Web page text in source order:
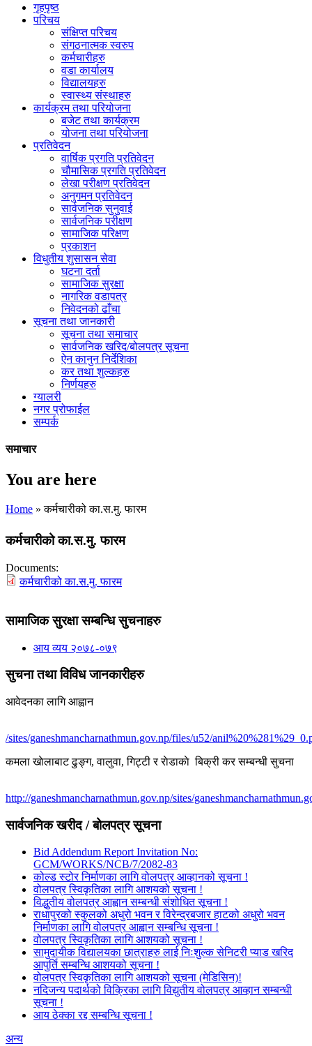
गृहपृष्ठ
परिचय
संक्षिप्त परिचय
संगठनात्मक स्वरुप
कर्मचारीहरु
वडा कार्यालय
विद्यालयहरु
स्वास्थ्य संस्थाहरु
कार्यक्रम तथा परियोजना
बजेट तथा कार्यक्रम
योजना तथा परियोजना
प्रतिवेदन
वार्षिक प्रगति प्रतिवेदन
चौमासिक प्रगति प्रतिवेदन
लेखा परीक्षण प्रतिवेदन
अनुगमन प्रतिवेदन
सार्वजनिक सुनुवाई
सार्वजनिक परीक्षण
सामाजिक परिक्षण
प्रकाशन
विधुतीय शुसासन सेवा
घटना दर्ता
सामाजिक सुरक्षा
नागरिक वडापत्र
निवेदनको ढाँचा
सूचना तथा जानकारी
सूचना तथा समाचार
सार्वजनिक खरिद/बोलपत्र सूचना
ऐन कानुन निर्देशिका
कर तथा शुल्कहरु
निर्णयहरु
ग्यालरी
नगर प्रोफाईल
सम्पर्क
समाचार
You are here
Home » कर्मचारीको का.स.मु. फारम
कर्मचारीको का.स.मु. फारम
Documents:
कर्मचारीको का.स.मु. फारम
सामाजिक सुरक्षा सम्बन्धि सुचनाहरु
आय व्यय २०७८-०७९
सुचना तथा विविध जानकारीहरु
आवेदनका लागि आह्वान
/sites/ganeshmancharnathmun.gov.np/files/u52/
कमला खाेलाबाट ढु‌ङ्ग, वालुवा, गिट्टी र राेडाकाे बिक्री कर सम्बन्धी सुचना
http://ganeshmancharnathmun.gov.np/sites/
सार्वजनिक खरीद / बोलपत्र सूचना
Bid Addendum Report Invitation No:
GCM/WORKS/NCB/7/2082-83
कोल्ड स्टोर निर्माणका लागि वोलपत्र आव्हानको सूचना !
वोलपत्र स्विकृतिका लागि आशयको सूचना !
विद्धुतीय वोलपत्र आह्वान सम्बन्धी संशोधित सूचना !
राधापुरको स्कुलको अधुरो भवन र विरेन्द्रबजार हाटको अधुरो भवन
निर्माणका लागि वोलपत्र आह्वान सम्बन्धि सूचना !
वोलपत्र स्विकृतिका लागि आशयको सूचना !
सामुदायीक विद्यालयका छात्राहरु लाई निःशुल्क सेनिटरी प्याड खरिद
आपुर्ति सम्बन्धि आशयको सूचना !
वोलपत्र स्विकृतिका लागि आशयको सूचना (मेडिसिन)!
नदिजन्य पदार्थको विक्रिका लागि विद्युतीय वोलपत्र आव्हान सम्बन्धी
सूचना !
आय ठेक्का रद्द सम्बन्धि सूचना !
अन्य